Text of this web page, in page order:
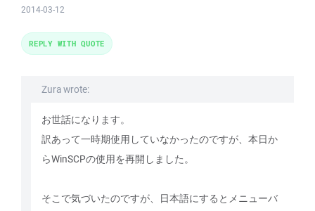
2014-03-12
Zura wrote:
お世話になります。
訳あって一時期使用していなかったのですが、本日か
らWinSCPの使用を再開しました。
そこで気づいたのですが、日本語にするとメニューバ
REPLY WITH QUOTE